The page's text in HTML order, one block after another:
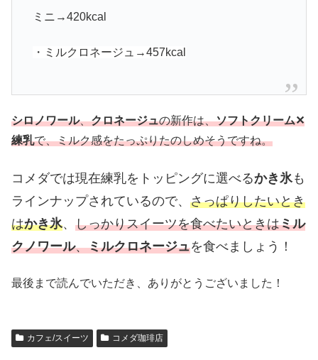
ミニ→420kcal
・ミルクロネージュ →457kcal
シロノワール、クロネージュの新作は、ソフトクリーム✕
練乳で、ミルク感をたっぷりたのしめそうですね。
コメダでは現在練乳をトッピングに選べるかき氷も
ラインナップされているので、 さっぱりしたいとき
はかき氷、 しっかりスイーツを食べたいときはミル
クノワール、ミルクロネージュを食べましょう！
最後まで読んでいただき、ありがとうございました！
カフェ/スイーツ コメダ珈琲店